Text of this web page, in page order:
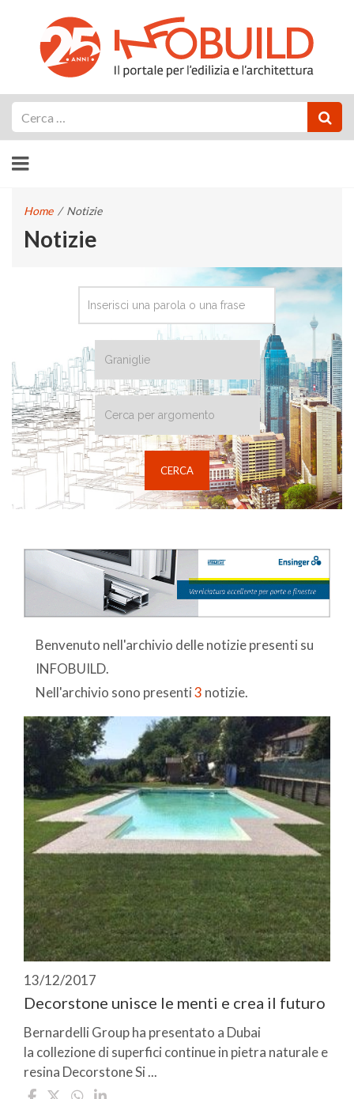
Home / Notizie
Notizie
Benvenuto nell'archivio delle notizie presenti su
INFOBUILD.
Nell'archivio sono presenti3 notizie.
13/12/2017
Decorstone unisce le menti e crea il futuro
Bernardelli Group ha presentato a Dubai
la collezione di superfici continue in pietra naturale e
resina Decorstone Si ...